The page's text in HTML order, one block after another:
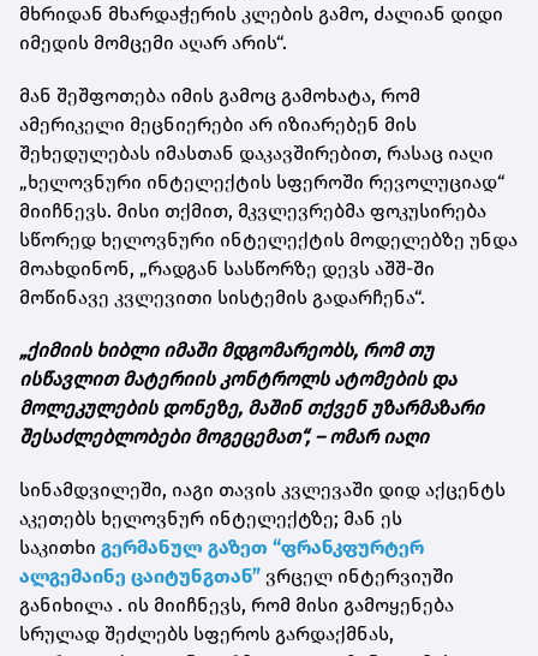
მხრიდან მხარდაჭერის კლების გამო, ძალიან დიდი
იმედის მომცემი აღარ არის“.
მან შეშფოთება იმის გამოც გამოხატა, რომ
ამერიკელი მეცნიერები არ იზიარებენ მის
შეხედულებას იმასთან დაკავშირებით, რასაც იაღი
„ხელოვნური ინტელექტის სფეროში რევოლუციად“
მიიჩნევს. მისი თქმით, მკვლევრებმა ფოკუსირება
სწორედ ხელოვნური ინტელექტის მოდელებზე უნდა
მოახდინონ, „რადგან სასწორზე დევს აშშ-ში
მოწინავე კვლევითი სისტემის გადარჩენა“.
„ქიმიის ხიბლი იმაში მდგომარეობს, რომ თუ
ისწავლით მატერიის კონტროლს ატომების და
მოლეკულების დონეზე, მაშინ თქვენ უზარმაზარი
შესაძლებლობები მოგეცემათ“, – ომარ იაღი
სინამდვილეში, იაგი თავის კვლევაში დიდ აქცენტს
აკეთებს ხელოვნურ ინტელექტზე; მან ეს
საკითხი გერმანულ გაზეთ “ფრანკფურტერ
ალგემაინე ცაიტუნგთან” ვრცელ ინტერვიუში
განიხილა . ის მიიჩნევს, რომ მისი გამოყენება
სრულად შეძლებს სფეროს გარდაქმნას,